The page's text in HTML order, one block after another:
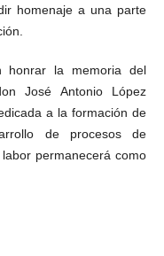
homenaje a una parte
honrar la memoria del
José Antonio López
a la formación de
de procesos de
permanecerá como